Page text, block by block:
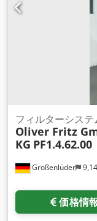
Großenlüder
フィルターシス
Oliver Fritz
KG PF1.4.62.00
価格情